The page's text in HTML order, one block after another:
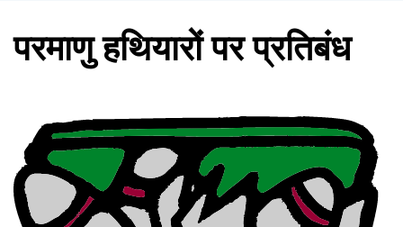
परमाणु हथियारों पर प्रतिबंध